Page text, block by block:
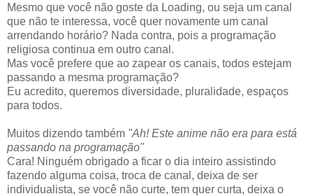
Mesmo que você não goste da Loading, ou seja um canal
que não te interessa, você quer novamente um canal
arrendando horário? Nada contra, pois a programação
religiosa continua em outro canal.
Mas você prefere que ao zapear os canais, todos estejam
passando a mesma programação?
Eu acredito, queremos diversidade, pluralidade, espaços
para todos.
Muitos dizendo também "Ah! Este anime não era para está
passando na programação"
Cara! Ninguém obrigado a ficar o dia inteiro assistindo
fazendo alguma coisa, troca de canal, deixa de ser
individualista, se você não curte, tem quer curta, deixa o